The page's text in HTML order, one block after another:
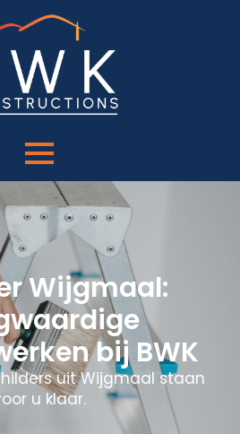
Wijgmaal:
bij BWK
uit Wijgmaal staan
u klaar.